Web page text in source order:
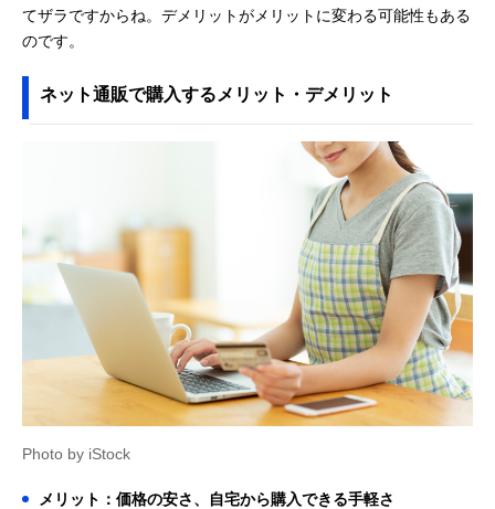
てザラですからね。デメリットがメリットに変わる可能性もある
のです。
ネット通販で購入するメリット・デメリット
Photo by iStock
メリット：価格の安さ、自宅から購入できる手軽さ